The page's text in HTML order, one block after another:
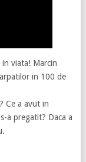
viata! Marcin
in 100 de
Ce a avut in
a pregatit? Daca a